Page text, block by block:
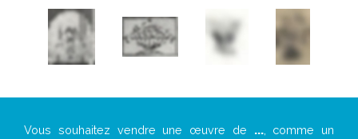
Vous souhaitez vendre une œuvre de ..., comme un